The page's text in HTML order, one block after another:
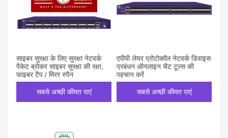
साइबर सुरक्षा के लिए सुरक्षा नेटवर्क
पैकेट ब्रोकर साइबर सुरक्षा की रक्षा,
फाइबर टैप / मिरर स्पैन
सबसे अच्छी कीमत पाएं
एपीपी लेयर प्रोटोकॉल नेटवर्क डिवाइस
प्रबंधन ऑनलाइन चैट टूल्स की
पहचान करें
सबसे अच्छी कीमत पाएं